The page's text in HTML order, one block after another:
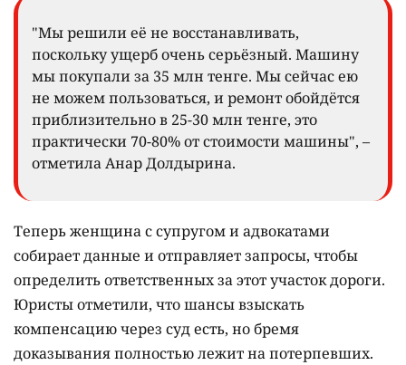
"Мы решили её не восстанавливать,
поскольку ущерб очень серьёзный. Машину
мы покупали за 35 млн тенге. Мы сейчас ею
не можем пользоваться, и ремонт обойдётся
приблизительно в 25-30 млн тенге, это
практически 70-80% от стоимости машины", –
отметила Анар Долдырина.
Теперь женщина с супругом и адвокатами
собирает данные и отправляет запросы, чтобы
определить ответственных за этот участок дороги.
Юристы отметили, что шансы взыскать
компенсацию через суд есть, но бремя
доказывания полностью лежит на потерпевших.